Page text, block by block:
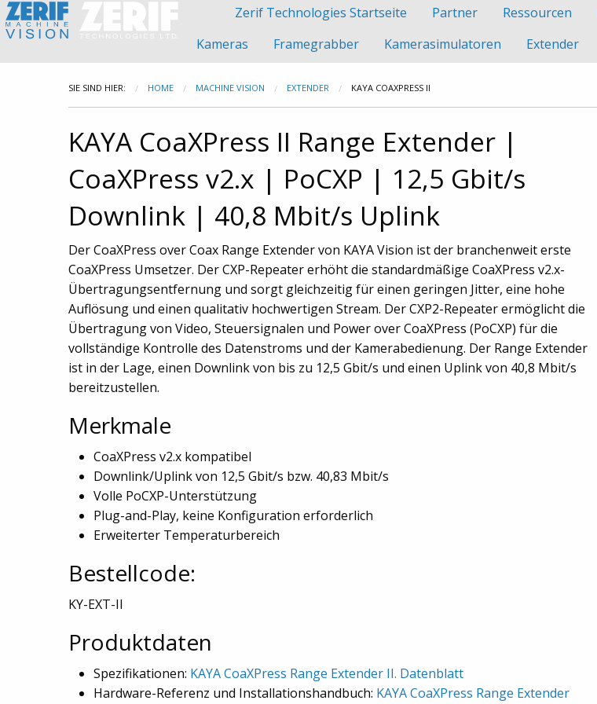
Zerif Technologies Startseite Partner Ressourcen
Kameras
Framegrabber Kamerasimulatoren Extender
SIE SIND HIER: HOME MACHINE VISION EXTENDER KAYA COAXPRESS II
KAYA CoaXPress II Range Extender |
CoaXPress v2.x | PoCXP | 12,5 Gbit/s
Downlink | 40,8 Mbit/s Uplink
Der CoaXPress over Coax Range Extender von KAYA Vision ist der branchenweit erste
CoaXPress Umsetzer. Der CXP-Repeater erhöht die standardmäßige CoaXPress v2.x-
Übertragungsentfernung und sorgt gleichzeitig für einen geringen Jitter, eine hohe
Auflösung und einen qualitativ hochwertigen Stream. Der CXP2-Repeater ermöglicht die
Übertragung von Video, Steuersignalen und Power over CoaXPress (PoCXP) für die
vollständige Kontrolle des Datenstroms und der Kamerabedienung. Der Range Extender
ist in der Lage, einen Downlink von bis zu 12,5 Gbit/s und einen Uplink von 40,8 Mbit/s
bereitzustellen.
Merkmale
CoaXPress v2.x kompatibel
Downlink/Uplink von 12,5 Gbit/s bzw. 40,83 Mbit/s
Volle PoCXP-Unterstützung
Plug-and-Play, keine Konfiguration erforderlich
Erweiterter Temperaturbereich
Bestellcode:
KY-EXT-II
Produktdaten
Spezifikationen: KAYA CoaXPress Range Extender II. Datenblatt
Hardware-Referenz und Installationshandbuch: KAYA CoaXPress Range Extender